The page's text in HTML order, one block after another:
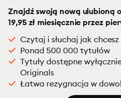
Znajdź swoją nową ulubioną
19,95 zł miesięcznie przez
Czytaj i słuchaj jak
Ponad 500 000 tytułów
Tytuły dostępne
Originals
Łatwa rezygnacja w